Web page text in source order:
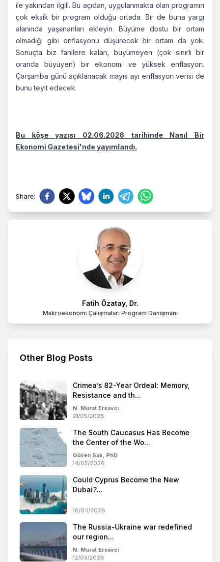
Fatih Özatay, Dr.
Makroekonomi Çalışmaları Program Danışmanı
Other Blog Posts
Crimea’s 82-Year Ordeal: Memory,
Resistance and th...
N. Murat Ersavcı
21/05/2026
The South Caucasus Has Become
the Center of the Wo...
Güven Sak, PhD
14/05/2026
Could Cyprus Become the New
Dubai?...
16/04/2026
The Russia-Ukraine war redefined
our region...
N. Murat Ersavcı
12/03/2026
ile yakından ilgili. Bu açıdan, uygulanmakta olan programın
çok eksik bir program olduğu ortada. Bir de buna yargı
alanında yaşananları ekleyin. Büyüme dostu bir ortam
olmadığı gibi enflasyonu düşürecek bir ortam da yok.
Sonuçta biz fanilere kalan, büyümeyen (çok sınırlı bir
oranda büyüyen) bir ekonomi ve yüksek enflasyon.
Çarşamba günü açıklanacak mayıs ayı enflasyon verisi de
bunu teyit edecek.
Bu köşe yazısı 02.06.2026 tarihinde Nasıl Bir
Ekonomi Gazetesi'nde yayımlandı.
Share: